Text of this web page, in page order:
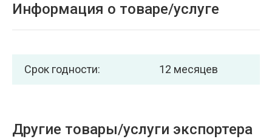
Информация о товаре/услуге
Срок годности: 12 месяцев
Другие товары/услуги экспортера